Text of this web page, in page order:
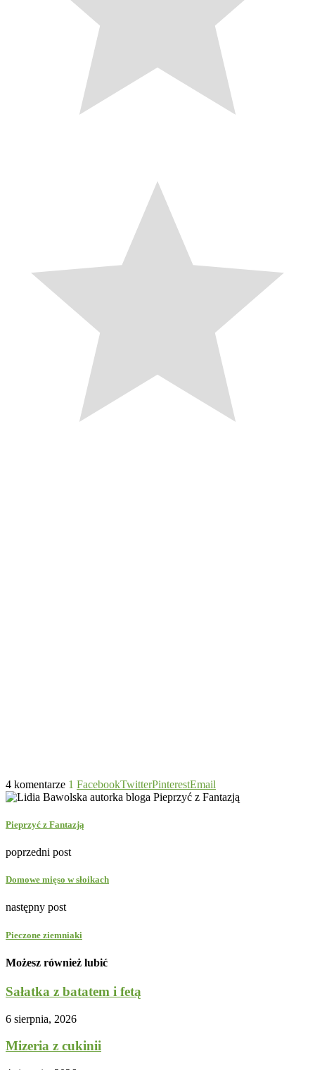
4 komentarze 1 FacebookTwitterPinterestEmail
Pieprzyć z Fantazją
poprzedni post
Domowe mięso w słoikach
następny post
Pieczone ziemniaki
Możesz również lubić
Sałatka z batatem i fetą
6 sierpnia, 2026
Mizeria z cukinii